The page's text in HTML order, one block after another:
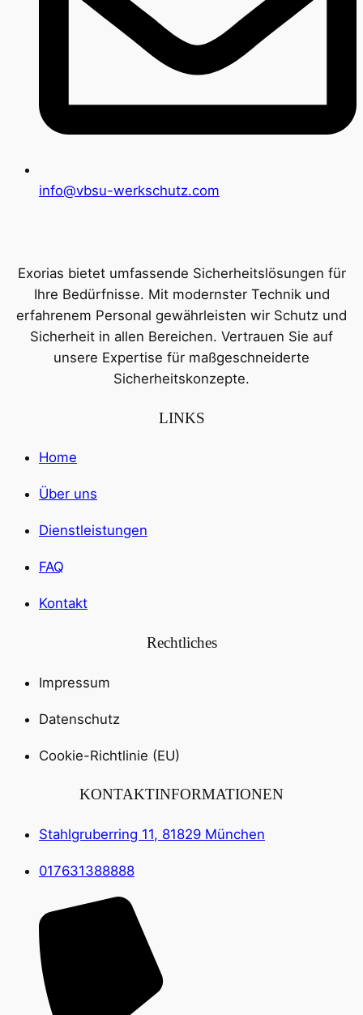
info@vbsu-werkschutz.com
Exorias bietet umfassende Sicherheitslösungen für
Ihre Bedürfnisse. Mit modernster Technik und
erfahrenem Personal gewährleisten wir Schutz und
Sicherheit in allen Bereichen. Vertrauen Sie auf
unsere Expertise für maßgeschneiderte
Sicherheitskonzepte.
LINKS
Home
Über uns
Dienstleistungen
FAQ
Kontakt
Rechtliches
Impressum
Datenschutz
Cookie-Richtlinie (EU)
KONTAKTINFORMATIONEN
Stahlgruberring 11, 81829 München
017631388888